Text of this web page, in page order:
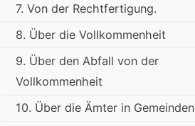
7. Von der Rechtfertigung.
8. Über die Vollkommenheit
9. Über den Abfall von der
Vollkommenheit
10. Über die Ämter in Gemeinden